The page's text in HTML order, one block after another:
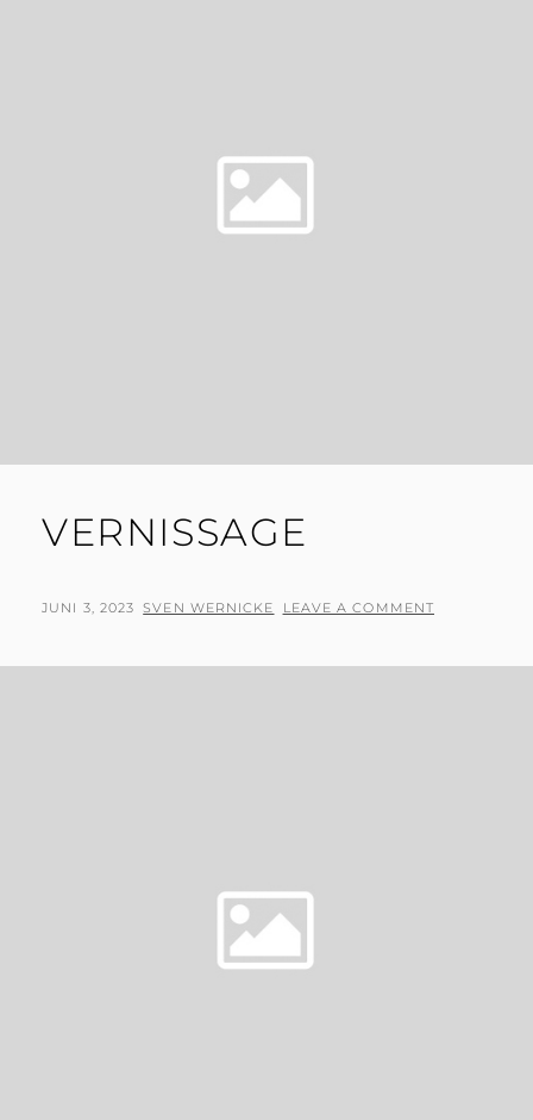
VERNISSAGE
POSTED
JUNI 3, 2023 BY
SVEN WERNICKE LEAVE A COMMENT